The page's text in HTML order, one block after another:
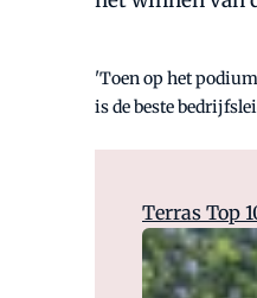
'Toen op het
is de beste
Terras Top